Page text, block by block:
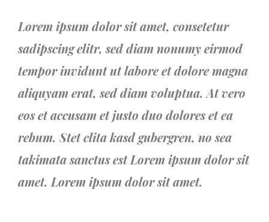
Lorem ipsum dolor sit amet, consetetur
sadipscing elitr, sed diam nonumy eirmod
tempor invidunt ut labore et dolore magna
aliquyam erat, sed diam voluptua. At vero
eos et accusam et justo duo dolores et ea
rebum. Stet clita kasd gubergren, no sea
takimata sanctus est Lorem ipsum dolor sit
amet. Lorem ipsum dolor sit amet.